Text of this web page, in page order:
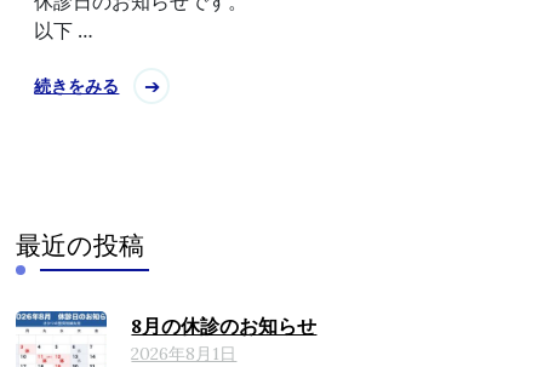
以下 …
続きをみる
最近の投稿
8月の休診のお知らせ
2026年8月1日